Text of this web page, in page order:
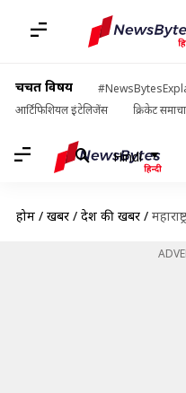
चर्चित विषय
आर्टिफिशियल इंटेलिजेंस
क्रिकेट
Hindi
होम / खबरें / देश की खबरें / महाराष्ट्र